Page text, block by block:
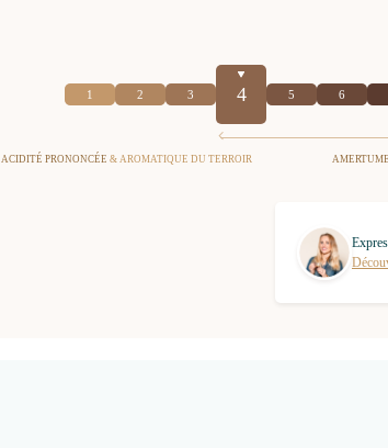
1 2 3 4 5 6
ACIDITÉ PRONONCÉE & AROMATIQUE DU TERROIR